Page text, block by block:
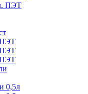
ПЭТ
ПЭТ
ПЭТ
ПЭТ
0,5л